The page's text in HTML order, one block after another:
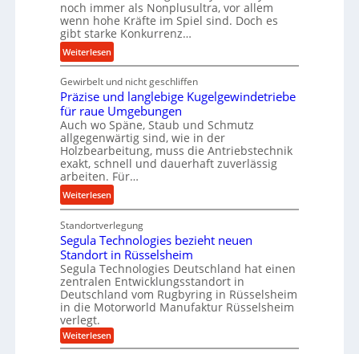
M
i
t
t
e
l
s
t
a
n
d
o
r
s
c
h
u
n
g
s
f
ö
r
d
e
u
n
g
b
r
a
c
t
e
U
l
r
a
s
c
h
a
l
s
e
n
s
o
r
e
n
noch immer als Nonplusultra, vor allem
wenn hohe Kräfte im Spiel sind. Doch es
gibt starke Konkurrenz…
Weiterlesen:
K
u
g
e
l
g
e
w
i
n
t
r
i
e
b
u
n
Gewirbelt und nicht geschliffen
Präzise und langlebige Kugelgewindetriebe
für raue Umgebungen
Auch wo Späne, Staub und Schmutz
allgegenwärtig sind, wie in der
Holzbearbeitung, muss die Antriebstechnik
exakt, schnell und dauerhaft zuverlässig
arbeiten. Für…
Weiterlesen:
P
r
ä
z
i
s
e
n
d
Standortverlegung
Segula Technologies bezieht neuen
Standort in Rüsselsheim
Segula Technologies Deutschland hat einen
zentralen Entwicklungsstandort in
Deutschland vom Rugbyring in Rüsselsheim
in die Motorworld Manufaktur Rüsselsheim
verlegt.
Weiterlesen:
S